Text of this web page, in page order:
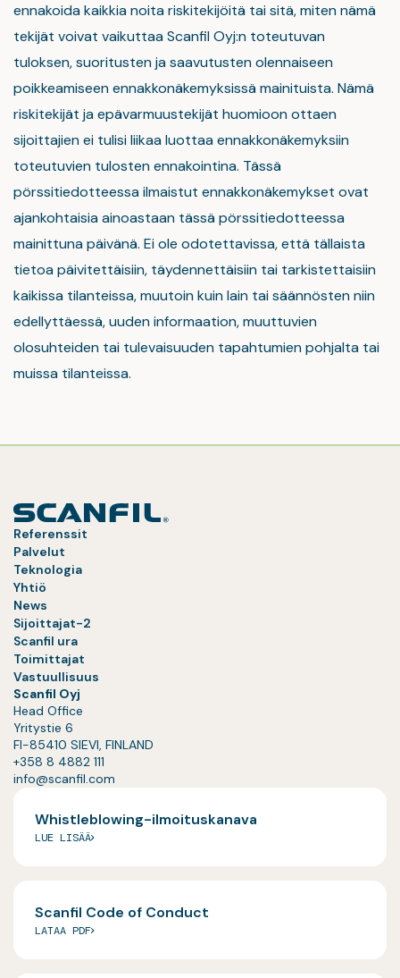
ennakoida kaikkia noita riskitekijöitä tai sitä, miten nämä
tekijät voivat vaikuttaa Scanfil Oyj:n toteutuvan
tuloksen, suoritusten ja saavutusten olennaiseen
poikkeamiseen ennakkonäkemyksissä mainituista. Nämä
riskitekijät ja epävarmuustekijät huomioon ottaen
sijoittajien ei tulisi liikaa luottaa ennakkonäkemyksiin
toteutuvien tulosten ennakointina. Tässä
pörssitiedotteessa ilmaistut ennakkonäkemykset ovat
ajankohtaisia ainoastaan tässä pörssitiedotteessa
mainittuna päivänä. Ei ole odotettavissa, että tällaista
tietoa päivitettäisiin, täydennettäisiin tai tarkistettaisiin
kaikissa tilanteissa, muutoin kuin lain tai säännösten niin
edellyttäessä, uuden informaation, muuttuvien
olosuhteiden tai tulevaisuuden tapahtumien pohjalta tai
muissa tilanteissa.
Referenssit
Palvelut
Teknologia
Yhtiö
News
Sijoittajat-2
Scanfil ura
Toimittajat
Vastuullisuus
Scanfil Oyj
Head Office
Yritystie 6
FI-85410 SIEVI, FINLAND
+358 8 4882 111
info@scanfil.com
Whistleblowing-ilmoituskanava
LUE LISÄÄ
Scanfil Code of Conduct
LATAA PDF